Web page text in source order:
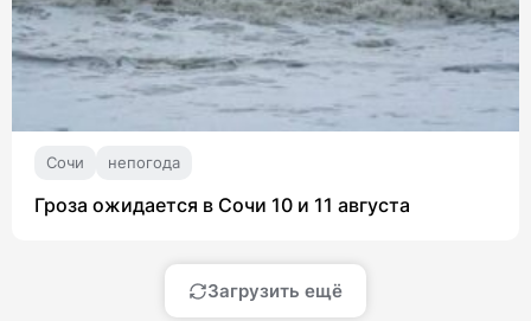
Сочи непогода
Гроза ожидается в Сочи 10 и 11 августа
Загрузить ещё